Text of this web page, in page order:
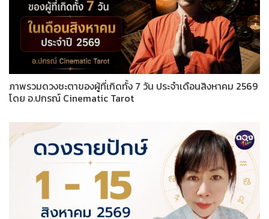
ภาพรวมดวงชะตาของผู้ที่เกิดทั้ง 7 วัน ประจำเดือนสิงหาคม 2569
โดย อ.ปกรณ์ Cinematic Tarot